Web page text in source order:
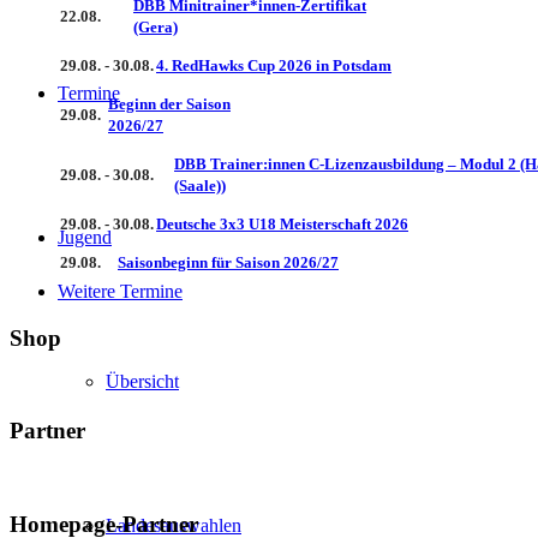
Termine
Jugend
Übersicht
Landesauswahlen
22.08.
DBB Minitrainer*innen-Zertifikat
(Gera)
29.08. - 30.08.4. RedHawks Cup 2026 in Potsdam
29.08.
Beginn der Saison
2026/27
29.08. - 30.08.
DBB Trainer:innen C-Lizenzausbildung – Modul 2
(Saale))
29.08. - 30.08.Deutsche 3x3 U18 Meisterschaft 2026
29.08. Saisonbeginn für Saison 2026/27
Weitere Termine
Shop
Partner
Homepage-Partner